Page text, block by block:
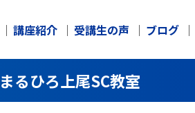
講座紹介 受講生の声 ブログ
まるひろ上尾SC教室